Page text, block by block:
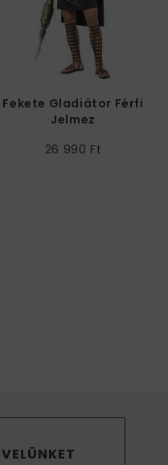
Fekete Gladiátor Férfi
Jelmez
26 990 Ft